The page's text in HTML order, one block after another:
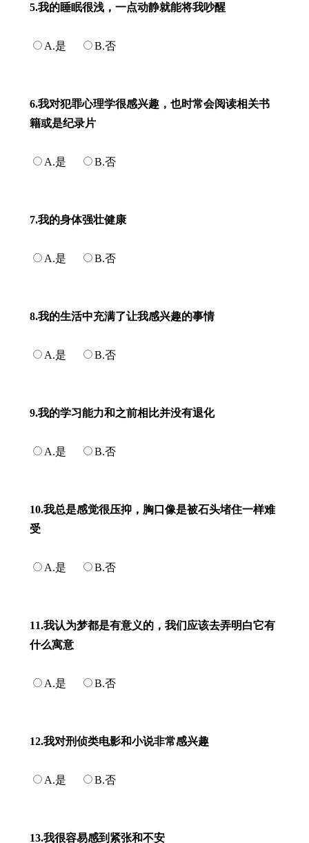
5.我的睡眠很浅，一点动静就能将我吵醒
A.是 B.否
6.我对犯罪心理学很感兴趣，也时常会阅读相关书
籍或是纪录片
A.是 B.否
7.我的身体强壮健康
A.是 B.否
8.我的生活中充满了让我感兴趣的事情
A.是 B.否
9.我的学习能力和之前相比并没有退化
A.是 B.否
10.我总是感觉很压抑，胸口像是被石头堵住一样难
受
A.是 B.否
11.我认为梦都是有意义的，我们应该去弄明白它有
什么寓意
A.是 B.否
12.我对刑侦类电影和小说非常感兴趣
A.是 B.否
13.我很容易感到紧张和不安